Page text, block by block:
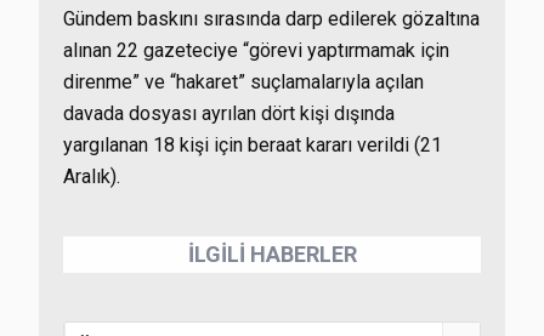
Gündem baskını sırasında darp edilerek gözaltına
alınan 22 gazeteciye “görevi yaptırmamak için
direnme” ve “hakaret” suçlamalarıyla açılan
davada dosyası ayrılan dört kişi dışında
yargılanan 18 kişi için beraat kararı verildi (21
Aralık).
İLGİLİ HABERLER